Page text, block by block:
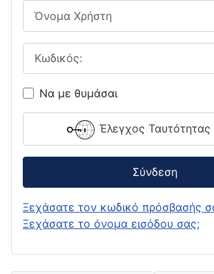
Όνομα Χρήστη
Να με θυμάσαι
Έλεγχος Ταυτότητας
Σύνδεση
Ξεχάσατε τον κωδικό πρόσβασής
Ξεχάσατε το όνομα εισόδου σας;